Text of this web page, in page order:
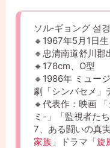
ソル·ギョング 설
🔸1967年5月1日
🔸忠清南道舒川郡
🔸178cm、O型
🔸1986年 ミュー
劇「シンバセメ」
🔸代表作：映画
ミ-」「監視者た
7、ある闘いの真
家族 」ドラマ「旋